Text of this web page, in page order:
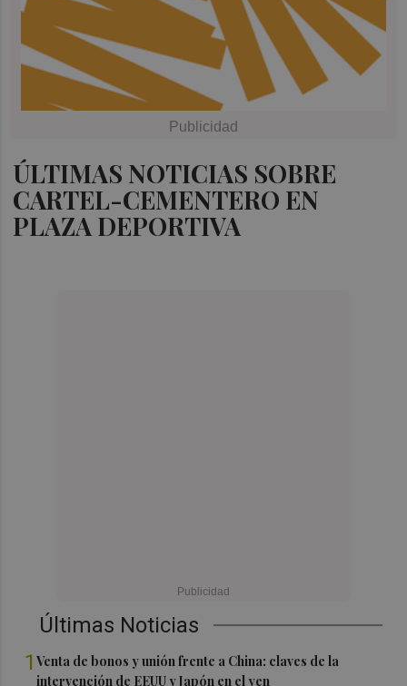
ÚLTIMAS NOTICIAS SOBRE
CARTEL-CEMENTERO EN
PLAZA DEPORTIVA
Últimas Noticias
1Venta de bonos y unión frente a China: claves de la
intervención de EEUU y Japón en el yen